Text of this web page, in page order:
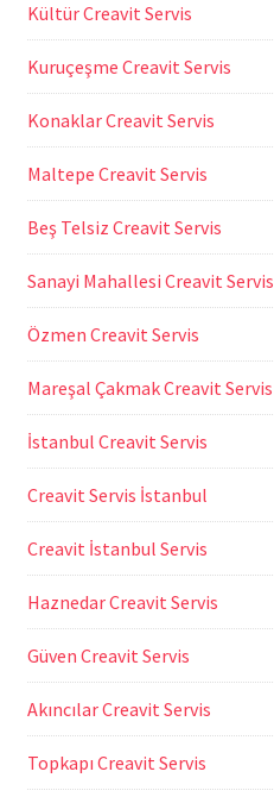
Kültür Creavit Servis
Kuruçeşme Creavit Servis
Konaklar Creavit Servis
Maltepe Creavit Servis
Beş Telsiz Creavit Servis
Sanayi Mahallesi Creavit Servis
Özmen Creavit Servis
Mareşal Çakmak Creavit Servis
İstanbul Creavit Servis
Creavit Servis İstanbul
Creavit İstanbul Servis
Haznedar Creavit Servis
Güven Creavit Servis
Akıncılar Creavit Servis
Topkapı Creavit Servis